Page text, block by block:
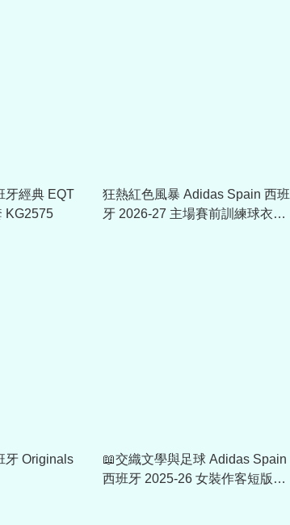
牙經典 EQT
KG2575
狂熱紅色風暴 Adidas Spain 西班
牙 2026-27 主場賽前訓練球衣
牙 Originals
📖交織文學與足球 Adidas Spain
西班牙 2025-26 女裝作客短版球